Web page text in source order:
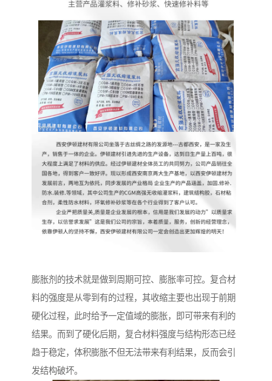
膨胀剂的技术就是做到周期可控、膨胀率可控。复合材
料的强度是从零到有的过程，其收缩主要也出现于前期
硬化过程，此时给予一定值域的膨胀，即可带来有利的
结果。而到了硬化后期，复合材料强度与结构形态已经
趋于稳定，体积膨胀不但无法带来有利结果，反而会引
发结构破坏。